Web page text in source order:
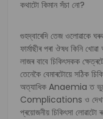
কথাটো কিমান সঁচা নো?
গুহদ্বাৰেদি তেজ ওলোৱাকে
ফাৰ্মাছীৰ পৰা ঔষধ কিনি
লাজৰ বাবে চিকিৎসকক
তেনেকৈ বেমাৰটোয়ে সঠিক
অত্যাধিক Anaemia ত
Complications ও দেখা দি
প্ৰয়োজনীয় চিকিৎসা লোৱাটো